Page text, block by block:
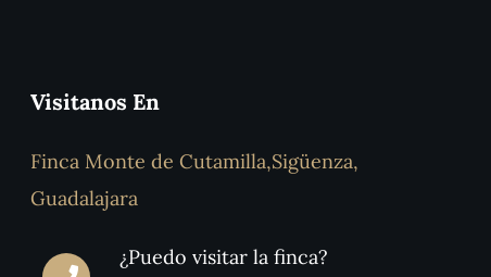
Visitanos En
Finca Monte de Cutamilla,Sigüenza,
Guadalajara
¿Puedo visitar la finca?